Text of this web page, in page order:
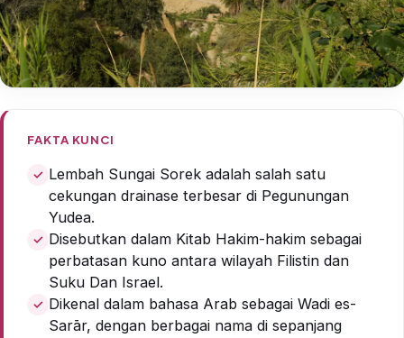
FAKTA KUNCI
Lembah Sungai Sorek adalah salah satu
cekungan drainase terbesar di Pegunungan
Yudea.
Disebutkan dalam Kitab Hakim-hakim sebagai
perbatasan kuno antara wilayah Filistin dan
Suku Dan Israel.
Dikenal dalam bahasa Arab sebagai Wadi es-
Sarār, dengan berbagai nama di sepanjang